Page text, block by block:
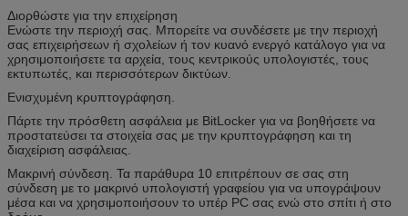
Διορθώστε για την επιχείρηση
Ενώστε την περιοχή σας. Μπορείτε να συνδέσετε με την περιοχή
σας επιχειρήσεων ή σχολείων ή τον κυανό ενεργό κατάλογο για να
χρησιμοποιήσετε τα αρχεία, τους κεντρικούς υπολογιστές, τους
εκτυπωτές, και περισσότερων δικτύων.
Ενισχυμένη κρυπτογράφηση.
Πάρτε την πρόσθετη ασφάλεια με BitLocker για να βοηθήσετε να
προστατεύσει τα στοιχεία σας με την κρυπτογράφηση και τη
διαχείριση ασφάλειας.
Μακρινή σύνδεση. Τα παράθυρα 10 επιτρέπουν σε σας στη
σύνδεση με το μακρινό υπολογιστή γραφείου για να υπογράψουν
μέσα και να χρησιμοποιήσουν το υπέρ PC σας ενώ στο σπίτι ή στο